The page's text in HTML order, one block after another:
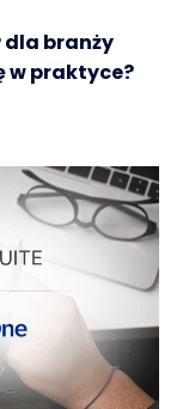
dla branży
w praktyce?